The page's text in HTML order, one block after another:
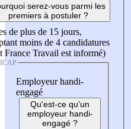
serez-vous parmi les
premiers à postuler ?
de plus de 15 jours,
moins de 4 candidatures
France Travail est informé)
Employeur handi-
engagé
Qu'est-ce qu'un
employeur handi-
engagé ?